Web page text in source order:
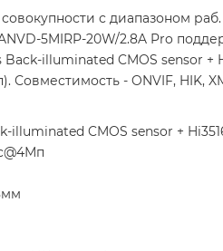
с диапазоном
5MIRP-20W/2.8A Pro
Back-illuminated CMOS sensor
Совместимость - ONVIF, HIK,
illuminated CMOS sensor +